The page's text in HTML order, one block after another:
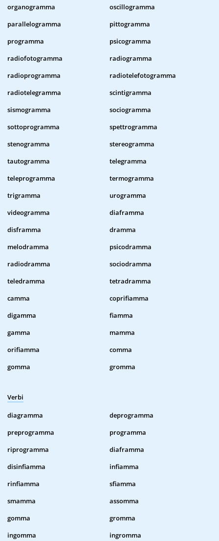
organogramma
oscillogramma
parallelogramma
pittogramma
programma
psicogramma
radiofotogramma
radiogramma
radioprogramma
radiotelefotogramma
radiotelegramma
scintigramma
sismogramma
sociogramma
sottoprogramma
spettrogramma
stenogramma
stereogramma
tautogramma
telegramma
teleprogramma
termogramma
trigramma
urogramma
videogramma
diaframma
disframma
dramma
melodramma
psicodramma
radiodramma
sociodramma
teledramma
tetradramma
camma
coprifiamma
digamma
fiamma
gamma
mamma
orifiamma
comma
gomma
gromma
Verbi
diagramma
deprogramma
preprogramma
programma
riprogramma
diaframma
disinfiamma
infiamma
rinfiamma
sfiamma
smamma
assomma
gomma
gromma
ingomma
ingromma